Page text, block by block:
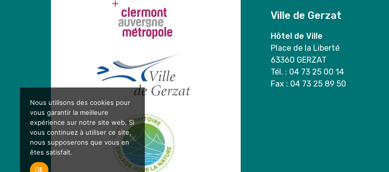
Ville de Gerzat
Hôtel de Ville
Place de la Liberté
63360 GERZAT
Tél. : 04 73 25 00 14
Fax : 04 73 25 89 50
Nous utilisons des cookies pour
vous garantir la meilleure
expérience sur notre site web. Si
vous continuez à utiliser ce site,
nous supposerons que vous en
êtes satisfait.
OK